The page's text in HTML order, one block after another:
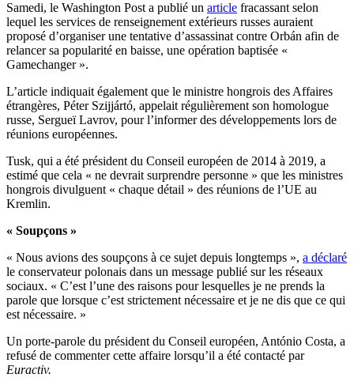
Samedi, le Washington Post a publié un article fracassant selon
lequel les services de renseignement extérieurs russes auraient
proposé d’organiser une tentative d’assassinat contre Orbán afin de
relancer sa popularité en baisse, une opération baptisée «
Gamechanger ».
L’article indiquait également que le ministre hongrois des Affaires
étrangères, Péter Szijjártó, appelait régulièrement son homologue
russe, Sergueï Lavrov, pour l’informer des développements lors de
réunions européennes.
Tusk, qui a été président du Conseil européen de 2014 à 2019, a
estimé que cela « ne devrait surprendre personne » que les ministres
hongrois divulguent « chaque détail » des réunions de l’UE au
Kremlin.
« Soupçons »
« Nous avions des soupçons à ce sujet depuis longtemps », a déclaré
le conservateur polonais dans un message publié sur les réseaux
sociaux. « C’est l’une des raisons pour lesquelles je ne prends la
parole que lorsque c’est strictement nécessaire et je ne dis que ce qui
est nécessaire. »
Un porte-parole du président du Conseil européen, António Costa, a
refusé de commenter cette affaire lorsqu’il a été contacté par
Euractiv.